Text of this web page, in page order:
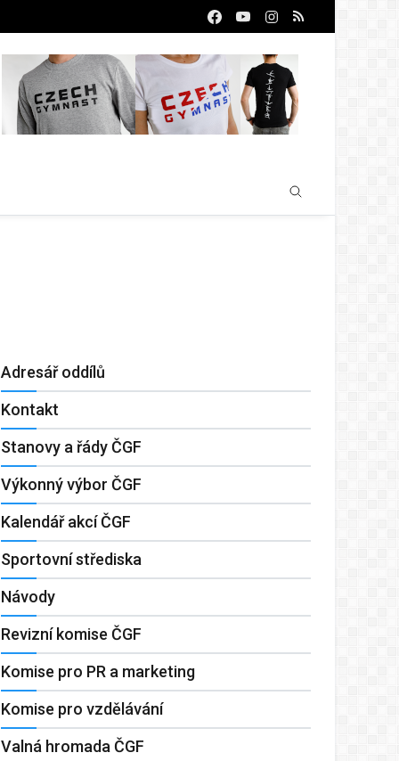
Adresář oddílů
Kontakt
Stanovy a řády ČGF
Výkonný výbor ČGF
Kalendář akcí ČGF
Sportovní střediska
Návody
Revizní komise ČGF
Komise pro PR a marketing
Komise pro vzdělávání
Valná hromada ČGF